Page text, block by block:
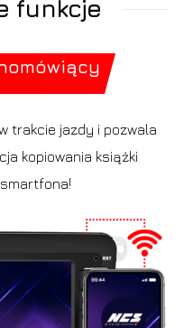
funkcje
trakcie jazdy i pozwala
kopiowania książki